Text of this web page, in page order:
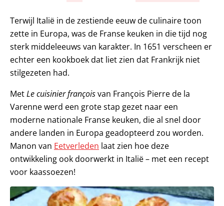
Terwijl Italië in de zestiende eeuw de culinaire toon
zette in Europa, was de Franse keuken in die tijd nog
sterk middeleeuws van karakter. In 1651 verscheen er
echter een kookboek dat liet zien dat Frankrijk niet
stilgezeten had.
MetLe cuisinier françoisvan François Pierre de la
Varenne werd een grote stap gezet naar een
moderne nationale Franse keuken, die al snel door
andere landen in Europa geadopteerd zou worden.
Manon van Eetverleden laat zien hoe deze
ontwikkeling ook doorwerkt in Italië – met een recept
voor kaassoezen!